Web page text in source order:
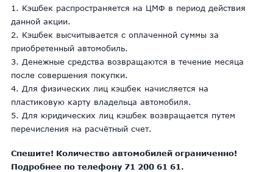
1. Кэшбек распространяется на ЦМФ в период действия
данной акции.
2. Кэшбек высчитывается с оплаченной суммы за
приобретенный автомобиль.
3. Денежные средства возвращаются в течение месяца
после совершения покупки.
4. Для физических лиц кэшбек начисляется на
пластиковую карту владельца автомобиля.
5. Для юридических лиц кэшбек возвращается путем
перечисления на расчётный счет.
Спешите! Количество автомобилей ограниченно!
Подробнее по телефону 71 200 61 61.